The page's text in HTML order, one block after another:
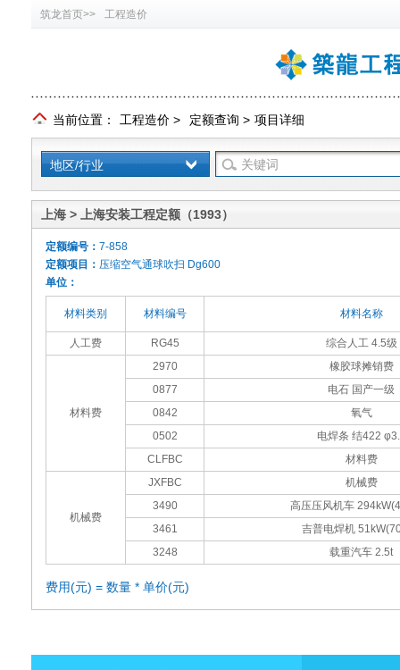
筑龙首页>> 工程造价
当前位置： 工程造价 > 定额查询 > 项目详细
地区/行业
上海 > 上海安装工程定额（1993）
定额编号： 7-858
定额项目： 压缩空气通球吹扫 Dg600
单位：
材料类别 材料编号 材料名称
人工费 RG45 综合人工 4.5级
材料费
2970
橡胶球摊销费
0877
电石 国产一级
0842
氧气
0502
电焊条 结422
CLFBC
材料费
机械费
JXFBC
机械费
3490
高压压风机车
3461
吉普电焊机
3248
载重汽车 2.5t
费用(元) = 数量 * 单价(元)